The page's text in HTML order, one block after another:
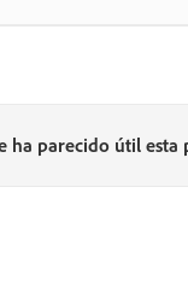
ha parecido útil esta